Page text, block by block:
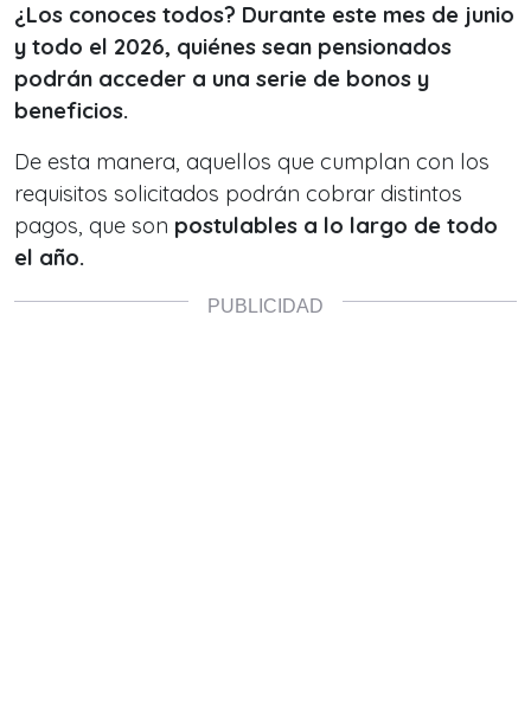
¿Los conoces todos? Durante este mes de junio
y todo el 2026, quiénes sean pensionados
podrán acceder a una serie de bonos y
beneficios.
De esta manera, aquellos que cumplan con los
requisitos solicitados podrán cobrar distintos
pagos, que son postulables a lo largo de todo
el año.